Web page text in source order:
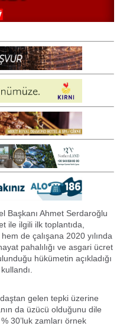
Başkanı Ahmet Serdaroğlu
ile ilgili ilk toplantıda,
de çalışana 2020 yılında
pahalılığı ve asgari ücret
hükümetin açıkladığı
gelen tepki üzerine
da üzücü olduğunu dile
30’luk zamları örnek